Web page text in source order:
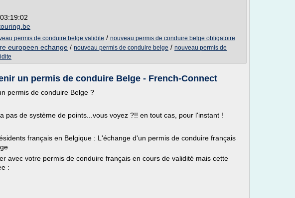
permis de conduire belge validite / nouveau permis de conduire belge obligatoire
europeen echange / nouveau permis de conduire belge / nouveau permis de
un permis de conduire Belge - French-Connect
permis de conduire Belge ?
pas de système de points...vous voyez ?!! en tout cas, pour l'instant !
français en Belgique : L'échange d'un permis de conduire français
avec votre permis de conduire français en cours de validité mais cette
: